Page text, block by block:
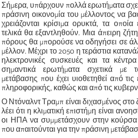
Σήμερα, υπάρχουν πολλά ερωτήματα
πράσινη οικονομία του μέλλοντος να
χρειάζονται κρίσιμα ορυκτά, τα οποία
τελικά θα εξαντληθούν. Μια άπειρη
πόρους θα μπορούσε να οδηγήσει σε
μέλλον. Μέχρι το 2050 η τεράστια
ηλεκτρονικές συσκευές και τα
σημαντικά ερωτήματα σχετικά με
μετάβασης που έχει υιοθετηθεί από τις
πληροφορικής, καθώς και από τις
Ο Ντόναλντ Τραμπ είναι διχασμένος στο
λέει ότι η κλιματική επιστήμη είναι
οι ΗΠΑ να συμμετάσχουν στην κούρσα
που απαιτούνται για την πράσινη